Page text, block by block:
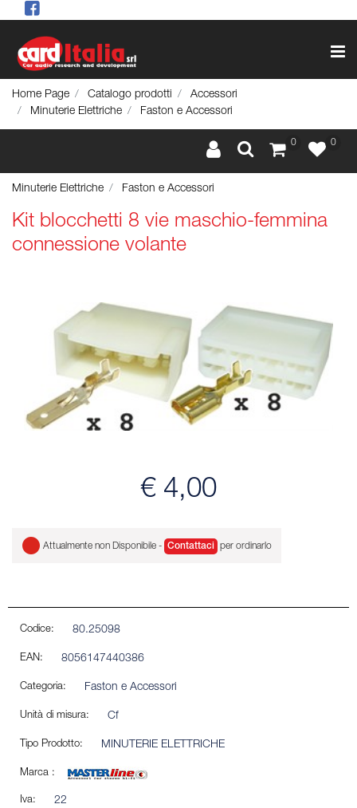
Home Page Catalogo prodotti
Accessori
Minuterie Elettriche
Faston e Accessori
0 0
Minuterie Elettriche Faston e Accessori
Kit blocchetti 8 vie maschio-femmina
connessione volante
€ 4,00
Attualmente non Disponibile - Contattaci per ordinarlo
Codice: 80.25098
EAN: 8056147440386
Categoria: Faston e Accessori
Unità di misura: Cf
Tipo Prodotto: MINUTERIE ELETTRICHE
Marca :
Iva: 22